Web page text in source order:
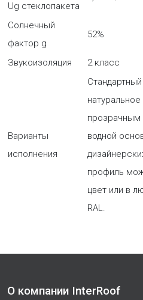
Ug стеклопакета
Солнечный
фактор g
52%
Звукоизоляция 2 класс
Варианты
исполнения
прозрачным
водной
профиль
цвет или в
RAL.
О компании InterRoof